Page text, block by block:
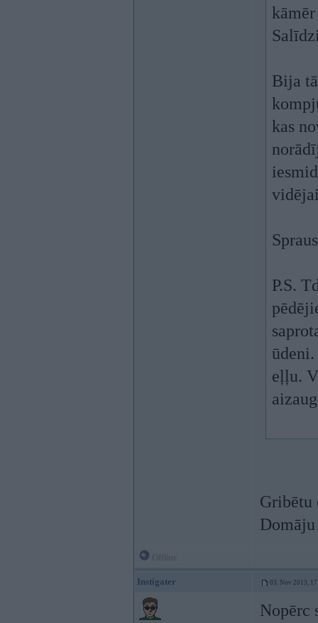
Bija
kas
P.S.
eļļu.
Gribētu
Instigater 03. Nov 2013,
Nopērc